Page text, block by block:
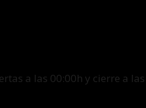
a las 00:00h y cierre a las